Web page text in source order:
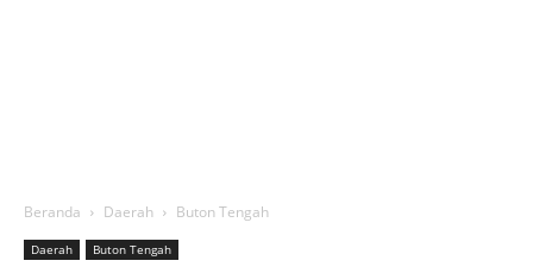
Beranda Daerah Buton Tengah
Daerah Buton Tengah